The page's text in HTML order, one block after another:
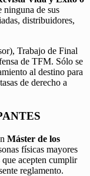
ninguna de sus
distribuidores,
Trabajo de Final
de TFM. Sólo se
al destino para
de derecho a
Máster de los
físicas mayores
acepten cumplir
reglamento.